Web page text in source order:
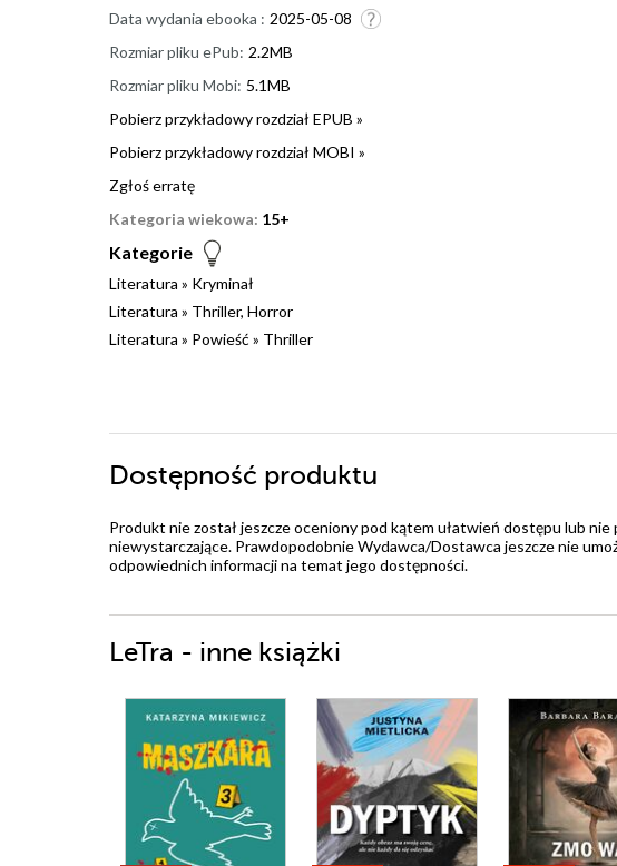
Data wydania ebooka : 2025-05-08
Rozmiar pliku ePub: 2.2MB
Rozmiar pliku Mobi: 5.1MB
Pobierz przykładowy rozdział EPUB »
Pobierz przykładowy rozdział MOBI »
Zgłoś erratę
Kategoria wiekowa: 15+
Kategorie
Literatura » Kryminał
Literatura » Thriller, Horror
Literatura » Powieść » Thriller
Dostępność produktu
Produkt nie został jeszcze oceniony pod kątem ułatwień dostępu lub
niewystarczające. Prawdopodobnie Wydawca/Dostawca jeszcze nie
odpowiednich informacji na temat jego dostępności.
LeTra - inne książki